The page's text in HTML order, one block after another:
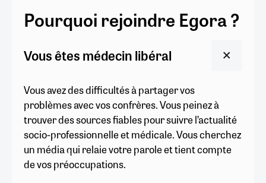
Pourquoi rejoindre Egora ?
Vous êtes médecin libéral
Vous avez des difficultés à partager vos
problèmes avec vos confrères. Vous peinez à
trouver des sources fiables pour suivre l’actualité
socio-professionnelle et médicale. Vous cherchez
un média qui relaie votre parole et tient compte
de vos préoccupations.